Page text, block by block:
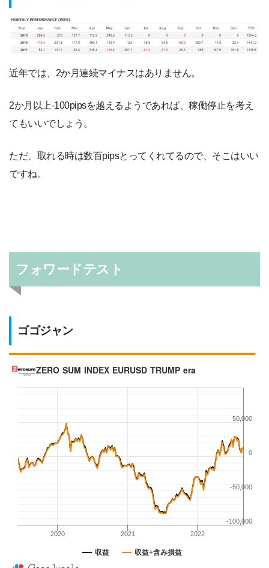
近年では、2か月連続マイナスはありません。
2か月以上-100pipsを越えるようであれば、稼働停止を考え
てもいいでしょう。
ただ、取れる時は数百pipsとってくれてるので、そこはいい
ですね。
フォワードテスト
ゴゴジャン